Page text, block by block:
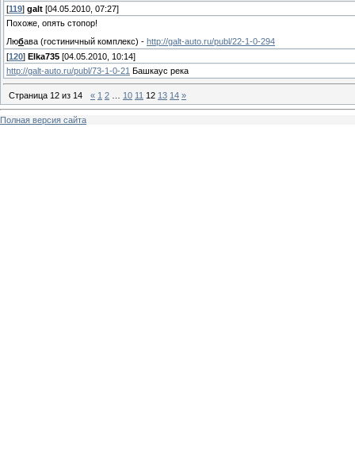
[119] galt [04.05.2010, 07:27]
Похоже, опять стопор!
Любава (гостиничный комплекс) - http://galt-auto.ru/publ/22-1-0-294
[120] Elka735 [04.05.2010, 10:14]
http://galt-auto.ru/publ/73-1-0-21
Башкаус река
Страница 12 из 14 « 1 2 10 11 12 13 14 »
Полная версия сайта